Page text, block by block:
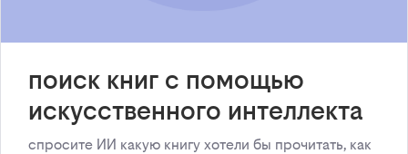
поиск книг с помощью
искусственного интеллекта
спросите ИИ какую книгу хотели бы прочитать, как